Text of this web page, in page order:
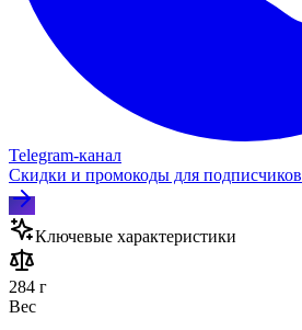
Telegram‑канал
Скидки и промокоды для подписчиков
Ключевые характеристики
284 г
Вес